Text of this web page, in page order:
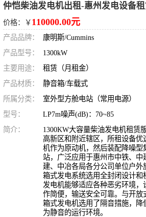
仲恺柴油发电机出租-惠州发电设备租
价格：￥110000.00元
产品品牌：
康明斯/Cummins
产品型号：
1300kW
主要用途：
租赁（月租金）
产品材质：
静音箱/车载式
所属分类：
室外型方舱电站（常用电源）
型号：
LP7m噪声(dB)：70~85
简介：
1300KW大容量柴油发电机租赁
高新区和附近辖区，所租设备优
机作为原动机，然后装配降噪型
站，广泛应用于惠州市中铁、
建、中冶各局各分公司单位户
箱式发电系统‌选用全封闭设计
发电机能够适应各种恶劣环境
作简便，输送安全可靠。与开
箱式发电机选用了隔音措施，
为静音的运行环境。